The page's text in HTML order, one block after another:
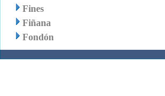
Fines
Fiñana
Fondón